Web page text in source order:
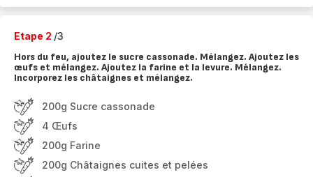
Etape 2 /3
Hors du feu, ajoutez le sucre cassonade. Mélangez. Ajoutez les
œufs et mélangez. Ajoutez la farine et la levure. Mélangez.
Incorporez les châtaignes et mélangez.
200g Sucre cassonade
4 Œufs
200g Farine
200g Châtaignes cuites et pelées